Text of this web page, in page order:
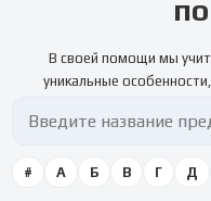
В своей помощи мы
уникальные
# А Б В Г Д